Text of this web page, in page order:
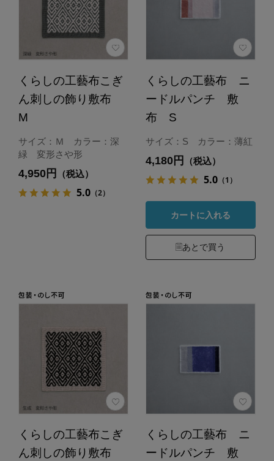
くらしの工藝布こぎ
ん刺しの飾り敷布
M
サイズ：Ｍ カラー：深
緑 変形さや形
4,950円 （税込）
5.0（2）
くらしの工藝布 ニ
ードルパンチ 敷
布 S
サイズ：S カラー：薄紅
4,180円 （税込）
5.0（1）
カートに入れる
あとで買う
くらしの工藝布こぎ
ん刺しの飾り敷布
くらしの工藝布 ニ
ードルパンチ 敷